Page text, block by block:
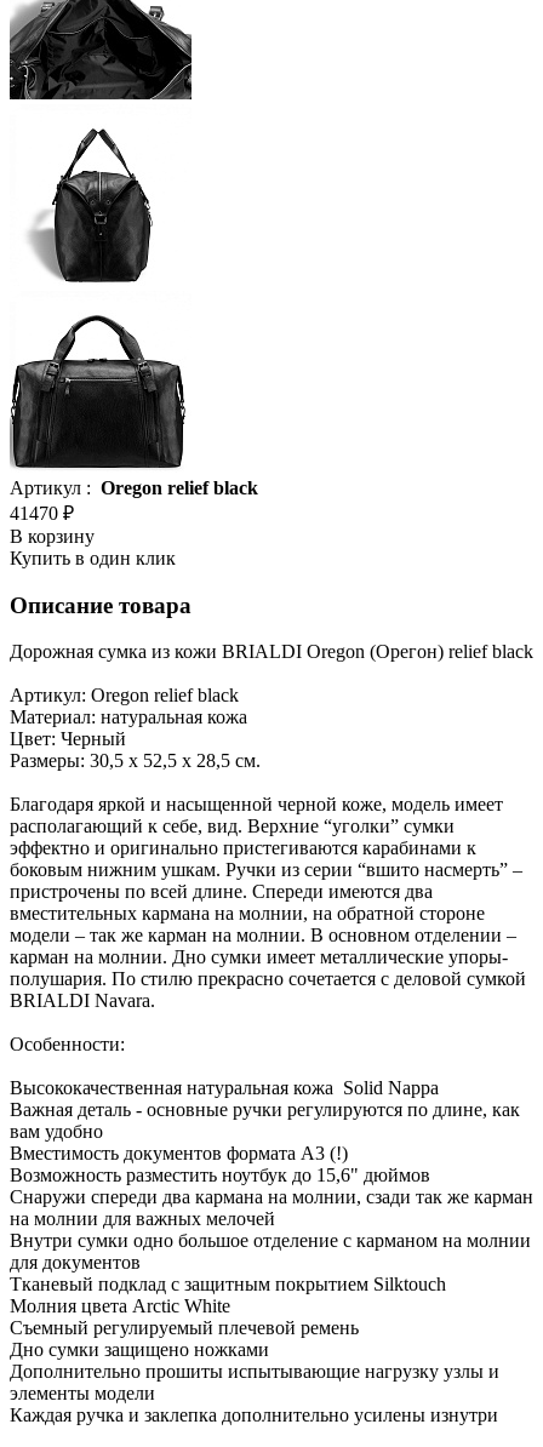
Артикул : Oregon relief black
41470 ₽
В корзину
Купить в один клик
Описание товара
Дорожная сумка из кожи BRIALDI Oregon (Орегон) relief black
Артикул: Oregon relief black
Материал: натуральная кожа
Цвет: Черный
Размеры: 30,5 х 52,5 х 28,5 см.
Благодаря яркой и насыщенной черной коже, модель имеет
располагающий к себе, вид. Верхние “уголки” сумки
эффектно и оригинально пристегиваются карабинами к
боковым нижним ушкам. Ручки из серии “вшито насмерть” –
пристрочены по всей длине. Спереди имеются два
вместительных кармана на молнии, на обратной стороне
модели – так же карман на молнии. В основном отделении –
карман на молнии. Дно сумки имеет металлические упоры-
полушария. По стилю прекрасно сочетается с деловой сумкой
BRIALDI Navara.
Особенности:
Высококачественная натуральная кожа Solid Nappa
Важная деталь - основные ручки регулируются по длине, как
вам удобно
Вместимость документов формата А3 (!)
Возможность разместить ноутбук до 15,6" дюймов
Снаружи спереди два кармана на молнии, сзади так же карман
на молнии для важных мелочей
Внутри сумки одно большое отделение с карманом на молнии
для документов
Тканевый подклад с защитным покрытием Silktouch
Молния цвета Arctic White
Съемный регулируемый плечевой ремень
Дно сумки защищено ножками
Дополнительно прошиты испытывающие нагрузку узлы и
элементы модели
Каждая ручка и заклепка дополнительно усилены изнутри